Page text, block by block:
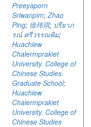
Preeyaporn
Sriwanpim;Zhao
Ping; 徐玮琪; ปรียาภ
รณ์ ศรีวรรณพิม;
Huachiew
Chalermprakiet
University. College of
Chinese Studies.
Graduate School;
Huachiew
Chalermprakiet
University. College of
Chinese Studies